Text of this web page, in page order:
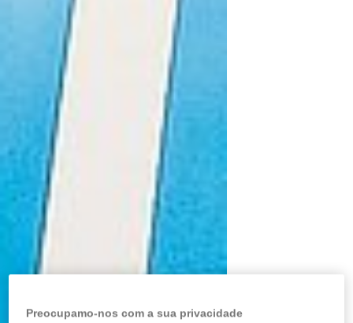
Preocupamo-nos com a sua privacidade